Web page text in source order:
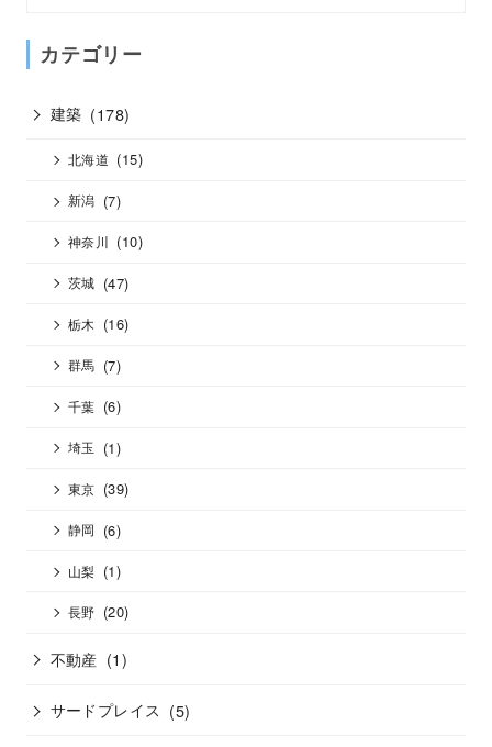
カテゴリー
建築 (178)
北海道 (15)
新潟 (7)
神奈川 (10)
茨城 (47)
栃木 (16)
群馬 (7)
千葉 (6)
埼玉 (1)
東京 (39)
静岡 (6)
山梨 (1)
長野 (20)
不動産 (1)
サードプレイス (5)